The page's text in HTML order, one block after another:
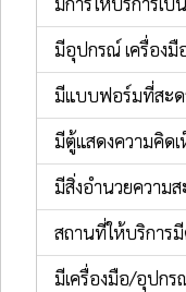
มีอุปกรณ์ เครื่องมื
มีแบบฟอร์มที่สะด
มีตู้แสดงความคิด
มีสิ่งอำนวยความ
สถานที่ให้บริการ
มีเครื่องมือ/อุปก